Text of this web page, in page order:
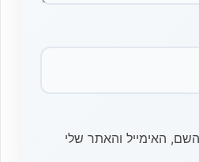
האימייל והאתר שלי